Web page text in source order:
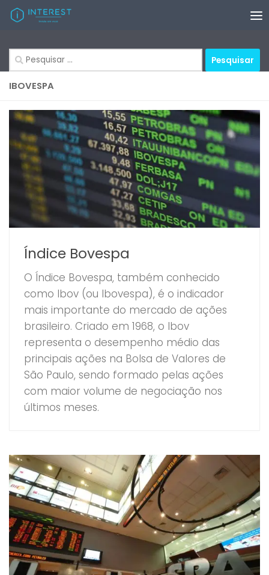
Skip to content
por:
IBOVESPA
Índice Bovespa
O Índice Bovespa, também conhecido
como Ibov (ou Ibovespa), é o indicador
mais importante do mercado de ações
brasileiro. Criado em 1968, o Ibov
representa o desempenho médio das
principais ações na Bolsa de Valores de
São Paulo, sendo formado pelas ações
com maior volume de negociação nos
últimos meses.